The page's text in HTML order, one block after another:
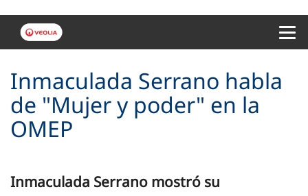
Inmaculada Serrano habla
de "Mujer y poder" en la
OMEP
Inmaculada Serrano mostró su